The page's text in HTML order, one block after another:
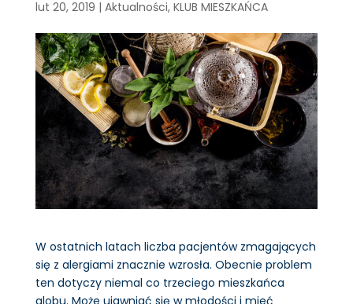
lut 20, 2019 | Aktualności, KLUB MIESZKAŃCA
W ostatnich latach liczba pacjentów zmagających
się z alergiami znacznie wzrosła. Obecnie problem
ten dotyczy niemal co trzeciego mieszkańca
globu. Może ujawniać się w młodości i mieć